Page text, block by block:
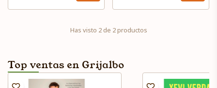
Has visto 2 de 2 productos
Top ventas en Grijalbo